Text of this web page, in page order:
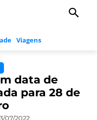
Viagens
data de
para 28 de
07/2022